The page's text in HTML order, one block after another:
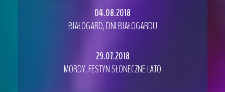
04.08.2018
BIAŁOGARD, DNI BIAŁOGARDU
29.07.2018
MORDY, FESTYN SŁONECZNE LATO